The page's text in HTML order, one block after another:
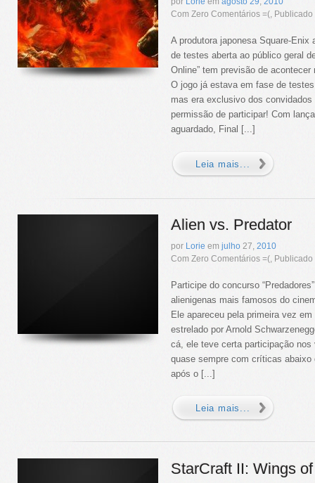
Com Zero Comentários =(,
A produtora japonesa Square-Enix
de testes aberta ao público geral
Online” tem previsão de
O jogo já estava em fase de
mas era exclusivo dos
permissão de participar! Com
aguardado, Final [...]
Leia mais...
Alien vs. Predator
por Lorie em julho 27, 2010
Com Zero Comentários =(,
Participe do concurso
alienigenas mais famosos do
Ele apareceu pela primeira vez
estrelado por Arnold
cá, ele teve certa participação nos
quase sempre com críticas abaixo
após o [...]
Leia mais...
StarCraft II: Wings